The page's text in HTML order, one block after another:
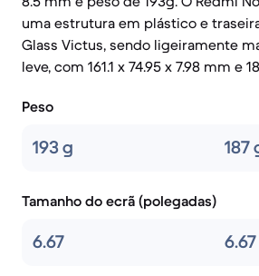
uma estrutura em plástico e
Glass Victus, sendo ligeiramente
leve, com 161.1 x 74.95 x 7.98 mm e
Peso
193 g 187
Tamanho do ecrã (polegadas)
6.67 6.67